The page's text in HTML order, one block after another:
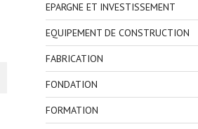
EPARGNE ET INVESTISSEMENT
EQUIPEMENT DE CONSTRUCTION
FABRICATION
FONDATION
FORMATION